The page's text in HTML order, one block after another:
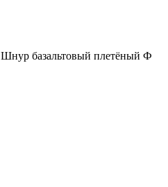
Шнур базальтовый плетёный Ф